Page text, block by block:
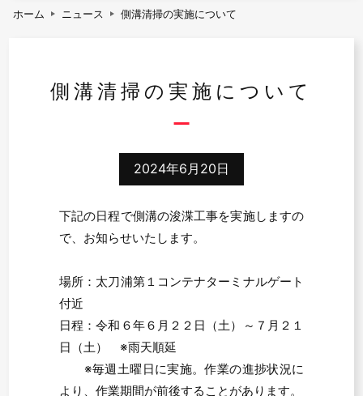
ホーム ニュース 側溝清掃の実施について
側溝清掃の実施について
2024年6月20日
下記の日程で側溝の浚渫工事を実施しますの
で、お知らせいたします。
場所：太刀浦第１コンテナターミナルゲート
付近
日程：令和６年６月２２日（土）～７月２１
日（土） ※雨天順延
※毎週土曜日に実施。作業の進捗状況に
より、作業期間が前後することがあります。